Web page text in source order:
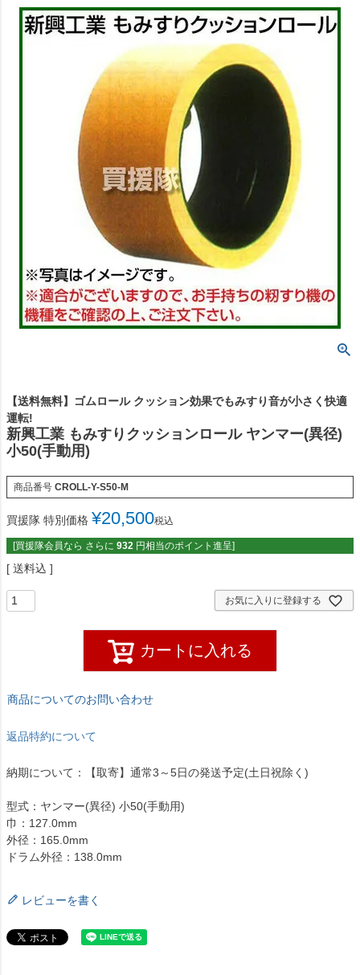
【送料無料】ゴムロール クッション効果でもみすり音が小さく快適
運転!
新興工業 もみすりクッションロール ヤンマー(異径)
小50(手動用)
商品番号 CROLL-Y-S50-M
買援隊 特別価格 ¥20,500税込
[買援隊会員なら さらに 932 円相当のポイント進呈]
送料込
お気に入りに登録する
カートに入れる
商品についてのお問い合わせ
返品特約について
納期について：【取寄】通常3～5日の発送予定(土日祝除く)
型式：ヤンマー(異径) 小50(手動用)
巾：127.0mm
外径：165.0mm
ドラム外径：138.0mm
レビューを書く